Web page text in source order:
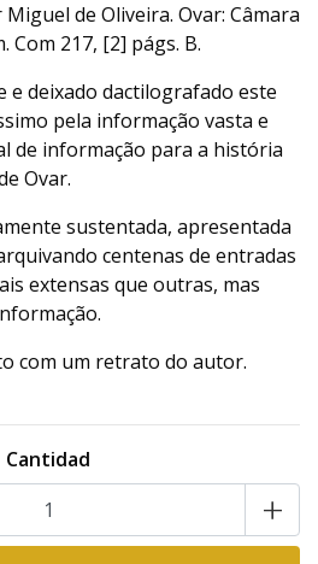
de Oliveira. Ovar: Câmara
Com 217, [2] págs. B.
e deixado dactilografado este
pela informação vasta e
de informação para a história
Ovar.
sustentada, apresentada
centenas de entradas
extensas que outras, mas
com um retrato do autor.
Cantidad
+